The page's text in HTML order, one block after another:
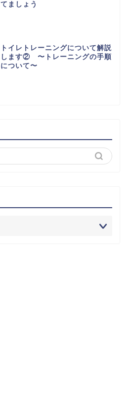
てましょう
トイレトレーニングについて解説
します② 〜トレーニングの手順
について〜